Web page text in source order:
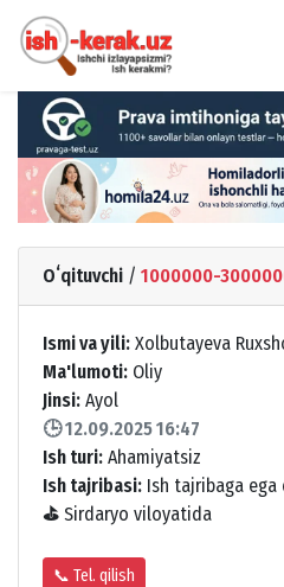
Oʻqituvchi / 1000000-
Ismi va yili: Xolbutayeva
Ma'lumoti: Oliy
Jinsi: Ayol
🕒 12.09.2025 16:47
Ish turi: Ahamiyatsiz
Ish tajribasi: Ish tajribaga ega
⛳ Sirdaryo viloyatida
📞 Tel. qilish